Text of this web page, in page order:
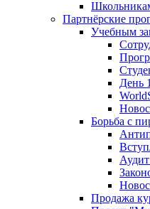
Партнёрские
Учебным
День
Борьба с
Продажа